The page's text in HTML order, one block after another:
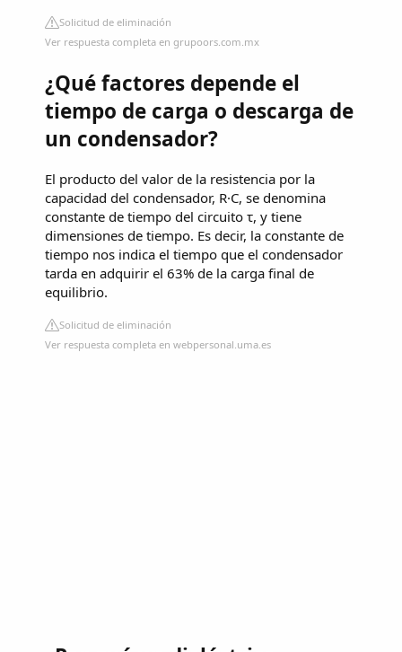
Solicitud de eliminación
Ver respuesta completa en grupoors.com.mx
¿Qué factores depende el
tiempo de carga o descarga de
un condensador?
El producto del valor de la resistencia por la
capacidad del condensador, R·C, se denomina
constante de tiempo del circuito τ, y tiene
dimensiones de tiempo. Es decir, la constante de
tiempo nos indica el tiempo que el condensador
tarda en adquirir el 63% de la carga final de
equilibrio.
Solicitud de eliminación
Ver respuesta completa en webpersonal.uma.es